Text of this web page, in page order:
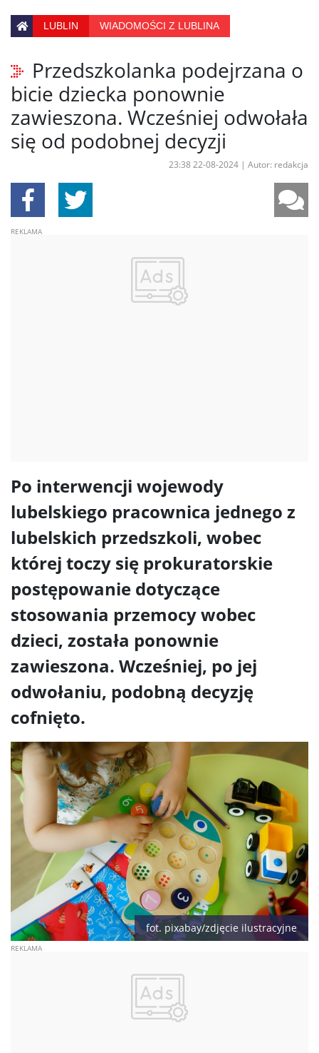
LUBLIN WIADOMOŚCI Z LUBLINA
Przedszkolanka podejrzana o
bicie dziecka ponownie
zawieszona. Wcześniej odwołała
się od podobnej decyzji
23:38 22-08-2024 | Autor: redakcja
Po interwencji wojewody
lubelskiego pracownica jednego z
lubelskich przedszkoli, wobec
której toczy się prokuratorskie
postępowanie dotyczące
stosowania przemocy wobec
dzieci, została ponownie
zawieszona. Wcześniej, po jej
odwołaniu, podobną decyzję
cofnięto.
fot. pixabay/zdjęcie ilustracyjne